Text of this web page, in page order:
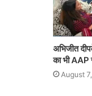
अभिजीत
का भी
August